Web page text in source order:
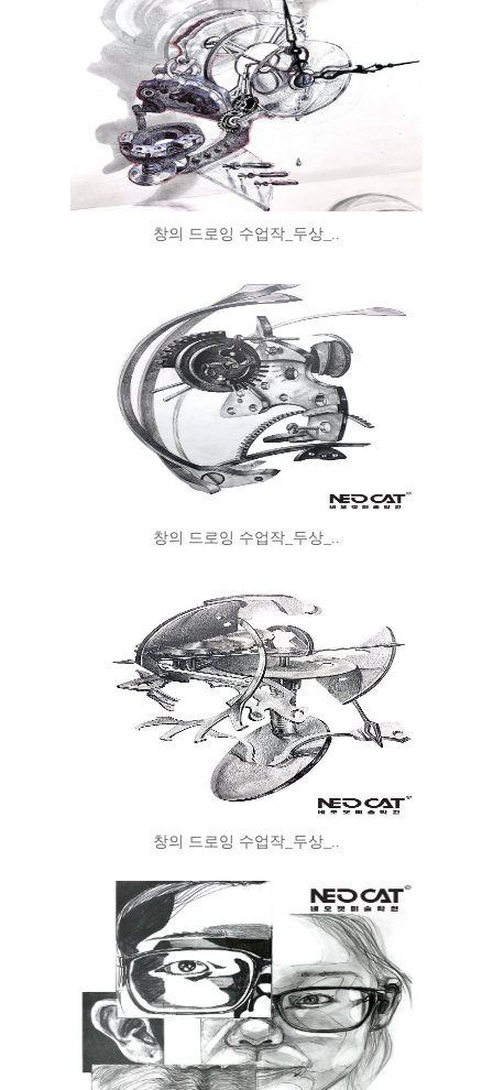
창의 드로잉 수업작_두상_..
창의 드로잉 수업작_두상_..
창의 드로잉 수업작_두상_..